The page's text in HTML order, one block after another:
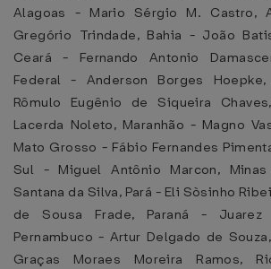
Alagoas - Mario Sérgio M. Castro,
Gregório Trindade, Bahia - João
Ceará - Fernando Antonio
Federal - Anderson Borges
Rômulo Eugênio de Siqueira
Lacerda Noleto, Maranhão - Magno
Mato Grosso - Fábio Fernandes
Sul - Miguel Antônio Marcon,
Santana da Silva, Pará - Eli Sòsinho
de Sousa Frade, Paraná - Juarez
Pernambuco - Artur Delgado de
Graças Moraes Moreira Ramos,